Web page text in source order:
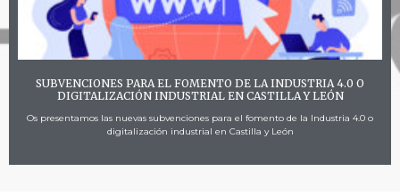
SUBVENCIONES PARA EL FOMENTO DE LA INDUSTRIA 4.0 O
DIGITALIZACIÓN INDUSTRIAL EN CASTILLA Y LEÓN
Os presentamos las nuevas subvenciones para el fomento de la Industria 4.0 o
digitalización industrial en Castilla y León